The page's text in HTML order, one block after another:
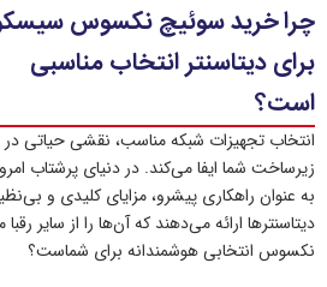
چرا خرید سوئیچ نکسوس
برای دیتاسنتر انتخاب مناسبی
است؟
انتخاب تجهیزات شبکه مناسب، نقشی حیاتی
به عنوان راهکاری پیشرو، مزایای کلیدی و
دیتاسنترها ارائه می‌دهند که آن‌ها را از سایر
نکسوس انتخابی هوشمندانه برای شماست؟